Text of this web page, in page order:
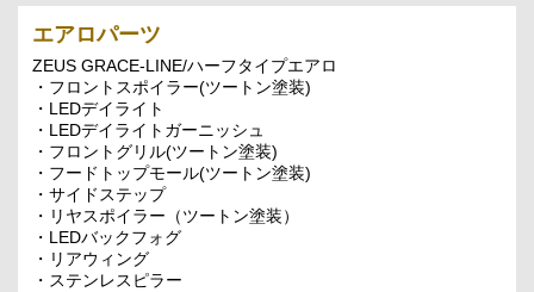
エアロパーツ
ZEUS GRACE-LINE/ハーフタイプエアロ
・フロントスポイラー(ツートン塗装)
・LEDデイライト
・LEDデイライトガーニッシュ
・フロントグリル(ツートン塗装)
・フードトップモール(ツートン塗装)
・サイドステップ
・リヤスポイラー（ツートン塗装）
・LEDバックフォグ
・リアウィング
・ステンレスピラー